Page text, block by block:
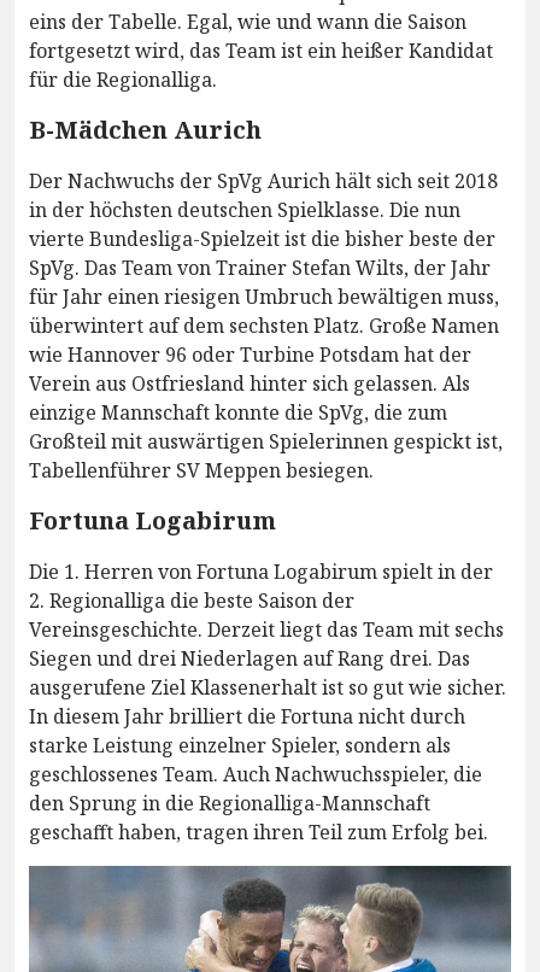
eins der Tabelle. Egal, wie und wann die Saison
fortgesetzt wird, das Team ist ein heißer Kandidat
für die Regionalliga.
B-Mädchen Aurich
Der Nachwuchs der SpVg Aurich hält sich seit 2018
in der höchsten deutschen Spielklasse. Die nun
vierte Bundesliga-Spielzeit ist die bisher beste der
SpVg. Das Team von Trainer Stefan Wilts, der Jahr
für Jahr einen riesigen Umbruch bewältigen muss,
überwintert auf dem sechsten Platz. Große Namen
wie Hannover 96 oder Turbine Potsdam hat der
Verein aus Ostfriesland hinter sich gelassen. Als
einzige Mannschaft konnte die SpVg, die zum
Großteil mit auswärtigen Spielerinnen gespickt ist,
Tabellenführer SV Meppen besiegen.
Fortuna Logabirum
Die 1. Herren von Fortuna Logabirum spielt in der
2. Regionalliga die beste Saison der
Vereinsgeschichte. Derzeit liegt das Team mit sechs
Siegen und drei Niederlagen auf Rang drei. Das
ausgerufene Ziel Klassenerhalt ist so gut wie sicher.
In diesem Jahr brilliert die Fortuna nicht durch
starke Leistung einzelner Spieler, sondern als
geschlossenes Team. Auch Nachwuchsspieler, die
den Sprung in die Regionalliga-Mannschaft
geschafft haben, tragen ihren Teil zum Erfolg bei.